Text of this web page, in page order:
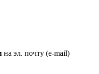
на эл. почту (e-mail)